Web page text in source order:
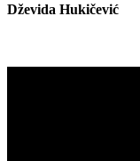
Dževida Hukičević